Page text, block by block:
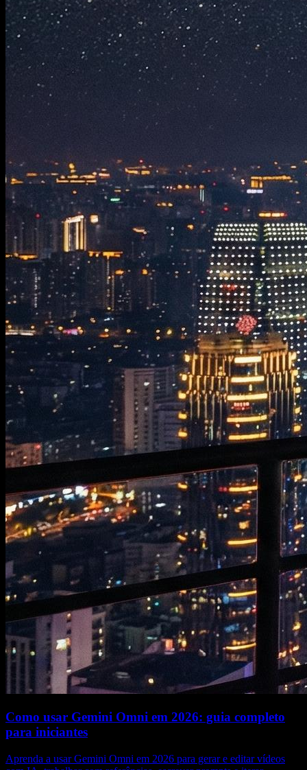
Como usar Gemini Omni em 2026: guia completo
para iniciantes
Aprenda a usar Gemini Omni em 2026 para gerar e editar vídeos